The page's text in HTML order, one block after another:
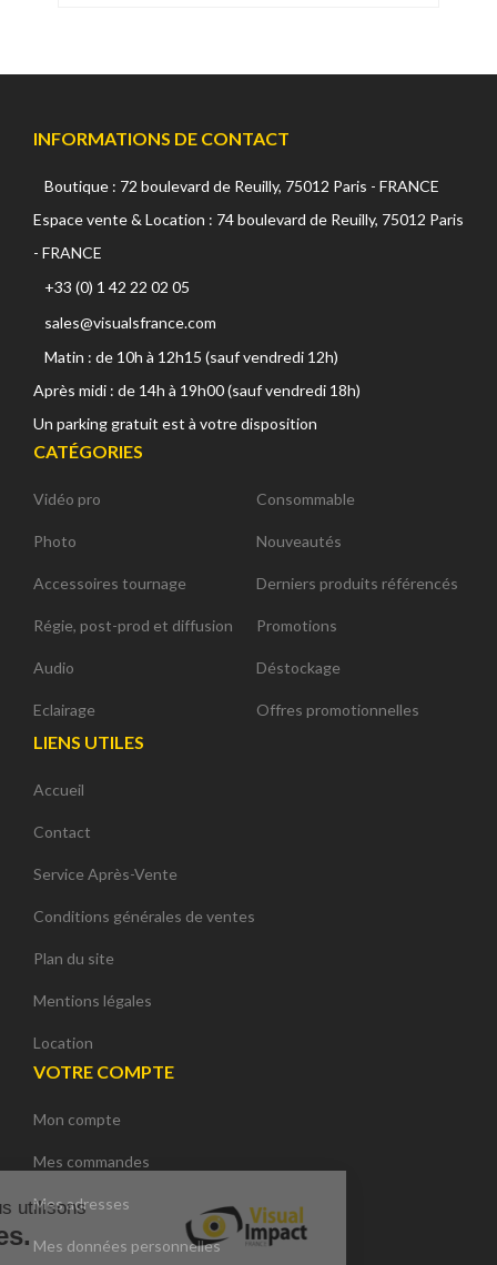
INFORMATIONS DE CONTACT
Boutique : 72 boulevard de Reuilly, 75012 Paris - FRANCE
Espace vente & Location : 74 boulevard de Reuilly, 75012 Paris
- FRANCE
+33 (0) 1 42 22 02 05
sales@visualsfrance.com
Matin : de 10h à 12h15 (sauf vendredi 12h)
Après midi : de 14h à 19h00 (sauf vendredi 18h)
Un parking gratuit est à votre disposition
CATÉGORIES
Vidéo pro
Photo
Accessoires tournage
Régie, post-prod et diffusion
Audio
Eclairage
Consommable
Nouveautés
Derniers produits référencés
Promotions
Déstockage
Offres promotionnelles
LIENS UTILES
Accueil
Contact
Service Après-Vente
Conditions générales de ventes
Plan du site
Mentions légales
Location
VOTRE COMPTE
Mon compte
Mes commandes
Mes adresses
Mes données personnelles
Sur ce site, nous utilisons
des cookies.